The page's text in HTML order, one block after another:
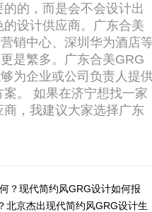
的，而是会不会设计出
设计供应商。广东合美
销中心、深圳华为酒店
是繁多。广东合美GRG
为企业或公司负责人提
。 如果在济宁想找一家
，我建议大家选择广东
？现代简约风GRG设计如何报
北京杰出现代简约风GRG设计生